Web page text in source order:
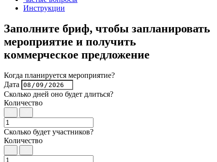
Инструкции
Заполните бриф, чтобы запланировать
мероприятие и получить
коммерческое предложение
Когда планируется мероприятие?
Дата
Сколько дней оно будет длиться?
Количество
Сколько будет участников?
Количество